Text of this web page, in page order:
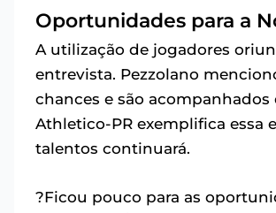
Oportunidades para a
A utilização de jogadores
entrevista. Pezzolano
chances e são acompanhados
Athletico-PR exemplifica essa
talentos continuará.
?Ficou pouco para as